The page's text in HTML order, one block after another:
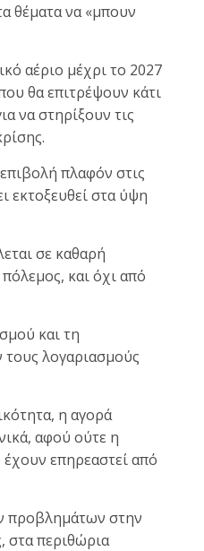
θέματα να «μπουν
αέριο μέχρι το 2027
θα επιτρέψουν κάτι
να στηρίξουν τις
πλαφόν στις
εκτοξευθεί στα ύψη
σε καθαρή
και όχι από
και τη
λογαριασμούς
η αγορά
αφού ούτε η
επηρεαστεί από
προβλημάτων στην
στα περιθώρια